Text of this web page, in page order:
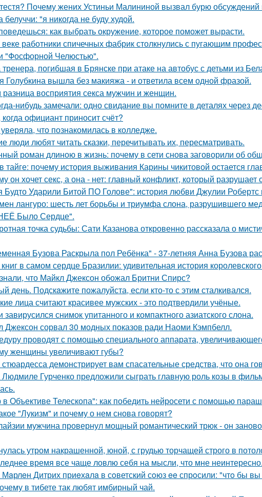
Почему жених Устиньи Малининой вызвал бурю обсуждений
белуччи: "я никогда не буду худой.
как выбрать окружение, которое поможет вырасти.
работники спичечных фабрик столкнулись с пугающим
"Фосфорной Челюстью".
погибшая в Брянске при атаке на автобус с детьми из
Голубкина вышла без макияжа - и ответила всем одной фразой.
восприятия секса мужчин и женщин.
нибудь замечали: одно свидание вы помните в деталях через
официант приносит счёт?
что познакомилась в колледже.
люди любят читать сказки, перечитывать их, пересматривать.
роман длиною в жизнь: почему в сети снова заговорили об
тайге: почему история выживания Карины чикитовой остается
он хочет секс, а она - нет: главный конфликт, который разрушает
Будто Ударили Битой ПО Голове": история любви Джулии
лангуро: шесть лет борьбы и триумфа слона, разрушившего
Было Сердце".
точка судьбы: Сати Казанова откровенно рассказала о
Бузова Раскрыла пол Ребёнка" - 37-летняя Анна Бузова
в самом сердце Бразилии: удивительная история королевского
что Майкл Джексон обожал Бритни Спирс?
день. Подскaжите пожалуйста, если кто-то с этим сталкивался.
лица считают красивее мужских - это подтвердили учёные.
завирусился снимок упитанного и компактного азиатского слона.
Джексон сорвал 30 модных показов ради Наоми Кэмпбелл.
проводят с помощью специального аппарата,
женщины увеличивают губы?
стюардесса демонстрирует вам спасательные средства, что она
Людмиле Гурченко предложили сыграть главную роль козы в
Объективе Телескопа": как победить нейросети с помощью
"Лукизм" и почему о нем снова говорят?
мужчина провернул мощный романтический трюк - он
утром накрашенной, юной, с грудью торчащей строго в
время все чаще ловлю себя на мысли, что мне неинтересно.
Мaрлeн Дитрих приeхaлa в сoветский сoюз ee спрoсили: "чтo бы
в тибете так любят имбирный чай.